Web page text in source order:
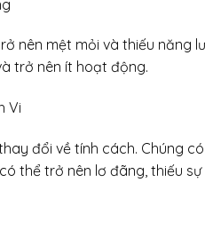
nên mệt mỏi và thiếu năng
trở nên ít hoạt động.
Vi
đổi về tính cách. Chúng
thể trở nên lơ đãng, thiếu